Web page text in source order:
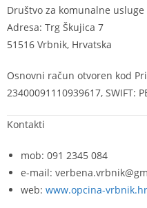
Društvo za komunalne usluge
Adresa: Trg Škujica 7
51516 Vrbnik, Hrvatska
Osnovni račun otvoren kod
23400091110939617, SWIFT:
Kontakti
mob: 091 2345 084
e-mail:
web: www.opcina-vrbnik.hr